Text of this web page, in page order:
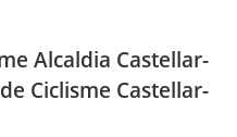
Alcaldia Castellar-
Ciclisme Castellar-